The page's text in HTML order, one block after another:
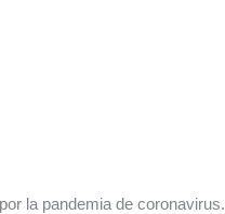
la pandemia de coronavirus.